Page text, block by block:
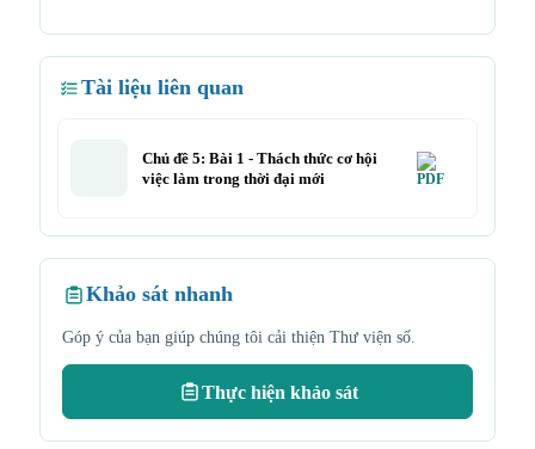
Tài liệu liên quan
Chủ đề 5: Bài 1 - Thách thức cơ hội
việc làm trong thời đại mới
Khảo sát nhanh
Góp ý của bạn giúp chúng tôi cải thiện Thư viện số.
Thực hiện khảo sát